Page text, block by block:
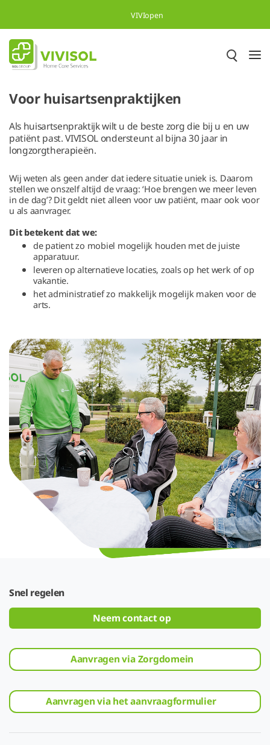
VIVIopen
Voor huisartsenpraktijken
Als huisartsenpraktijk wilt u de beste zorg die bij u en uw
patiënt past. VIVISOL ondersteunt al bijna 30 jaar in
longzorgtherapieën.
Wij weten als geen ander dat iedere situatie uniek is. Daarom
stellen we onszelf altijd de vraag: ‘Hoe brengen we meer leven
in de dag’? Dit geldt niet alleen voor uw patiënt, maar ook voor
u als aanvrager.
Dit betekent dat we:
de patient zo mobiel mogelijk houden met de juiste
apparatuur.
leveren op alternatieve locaties, zoals op het werk of op
vakantie.
het administratief zo makkelijk mogelijk maken voor de
arts.
Snel regelen
Neem contact op
Aanvragen via Zorgdomein
Aanvragen via het aanvraagformulier